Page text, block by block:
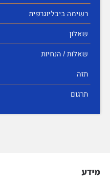
רשימה ביבליוגרפית
שאלון
שאלות / הנחיות
תזה
תרגום
מידע